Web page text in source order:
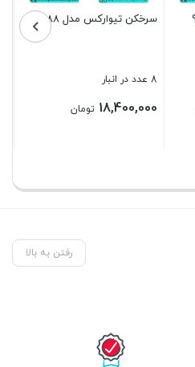
سرخکن تیوارکس مدل 1088
8 عدد در انبار
18,400,000 تومان
رفتن به بالا